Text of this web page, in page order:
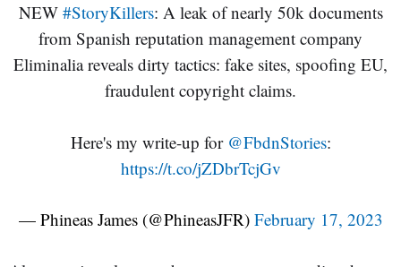
NEW #StoryKillers: A leak of nearly 50k documents
from Spanish reputation management company
Eliminalia reveals dirty tactics: fake sites, spoofing EU,
fraudulent copyright claims.
Here's my write-up for @FbdnStories:
https://t.co/jZDbrTcjGv
— Phineas James (@PhineasJFR) February 17, 2023